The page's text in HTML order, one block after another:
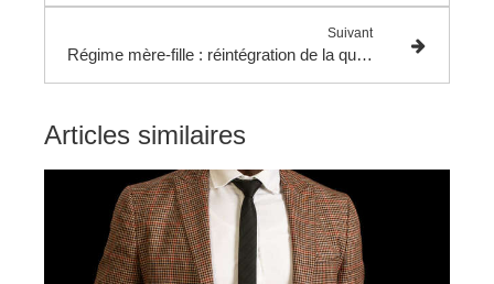
Suivant
Régime mère-fille : réintégration de la quote-part et imposition d’une fraction des produits.
Articles similaires